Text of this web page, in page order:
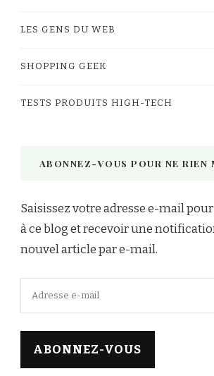
LES GENS DU WEB
SHOPPING GEEK
TESTS PRODUITS HIGH-TECH
ABONNEZ-VOUS POUR NE RIEN
Saisissez votre adresse e-mail
à ce blog et recevoir une
nouvel article par e-mail.
mail
ABONNEZ-VOUS